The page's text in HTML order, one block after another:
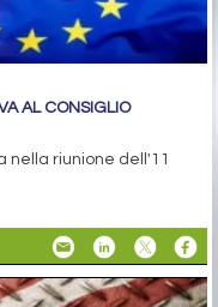
AL CONSIGLIO
nella riunione dell'11